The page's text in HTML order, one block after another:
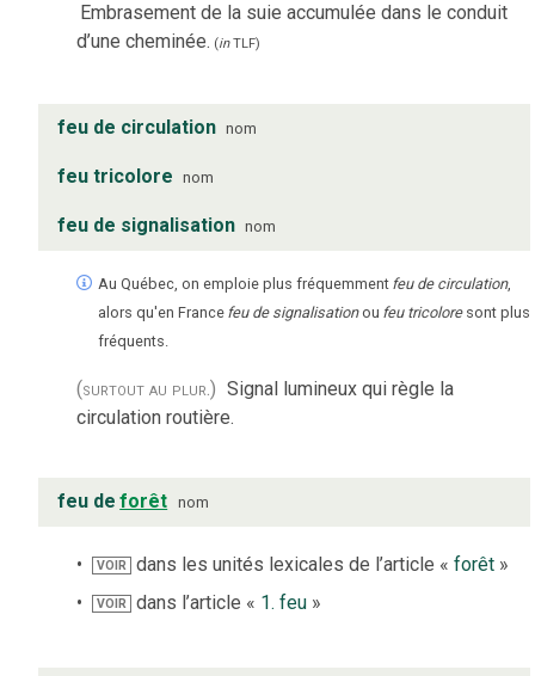
Embrasement de la suie accumulée dans le conduit
d’une cheminée. (inTLF)
feu de circulation nom
feu tricolore nom
feu de signalisation nom
Au Québec, on emploie plus fréquemment feu de circulation,
alors qu'en France feu de signalisationou feu tricolore sont plus
fréquents.
(surtout au plur.) Signal lumineux qui règle la
circulation routière.
feu de forêt nom
VOIR dans les unités lexicales de l’article «forêt »
VOIR dans l’article « 1. feu »